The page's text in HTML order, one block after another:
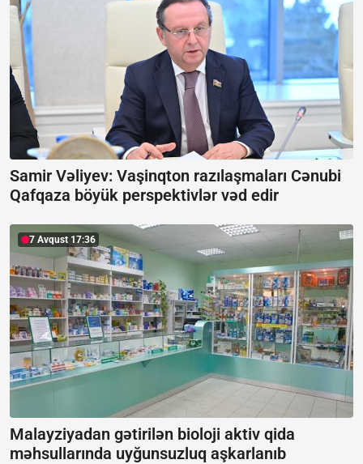
Samir Vəliyev: Vaşinqton razılaşmaları Cənubi
Qafqaza böyük perspektivlər vəd edir
7 Avqust 17:36
Malayziyadan gətirilən bioloji aktiv qida
məhsullarında uyğunsuzluq aşkarlanıb